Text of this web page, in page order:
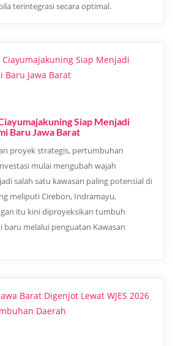
terintegrasi secara optimal.
Siap Menjadi
Baru Jawa Barat
proyek strategis, pertumbuhan
mulai mengubah wajah
salah satu kawasan paling potensial di
meliputi Cirebon, Indramayu,
itu kini diproyeksikan tumbuh
baru melalui penguatan Kawasan